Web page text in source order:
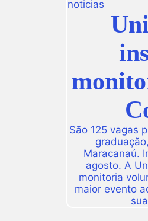
noticias
São 125 vagas
Maracanaú.
agosto. A
monitoria
maior evento